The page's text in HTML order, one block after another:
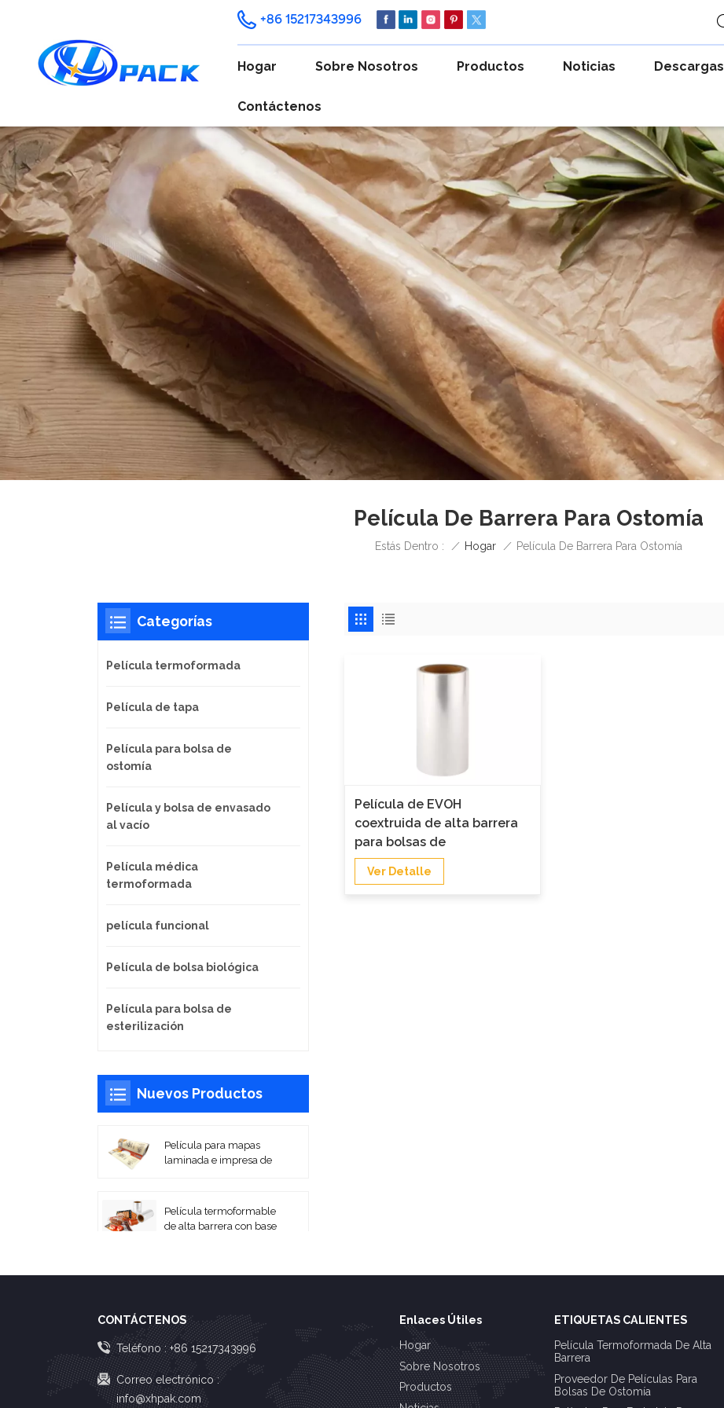
+86 15217343996
Hogar Sobre Nosotros Productos Noticias Descargas
Contáctenos
Película De Barrera Para Ostomía
Estás Dentro : / Hogar / Película De Barrera Para Ostomía
Película de EVOH
coextruida de alta barrera
para bolsas de
ostomía/colostomía
médicas.
Ver Detalle
Categorías
Película termoformada
Película de tapa
Película para bolsa de
ostomía
Película y bolsa de envasado
al vacío
Película médica
termoformada
película funcional
Película de bolsa biológica
Película para bolsa de
esterilización
Nuevos Productos
Película para mapas
laminada e impresa de
Película termoformable
de alta barrera con base
Películas laminadas
Bolsas de vacío de
PA/PE coextruidas
CONTÁCTENOS
Teléfono :+86 15217343996
Correo electrónico :
info@xhpak.com
Enlaces Útiles
Hogar
Sobre Nosotros
Productos
ETIQUETAS CALIENTES
Película Termoformada De Alta
Barrera
Proveedor De Películas Para
Bolsas De Ostomía